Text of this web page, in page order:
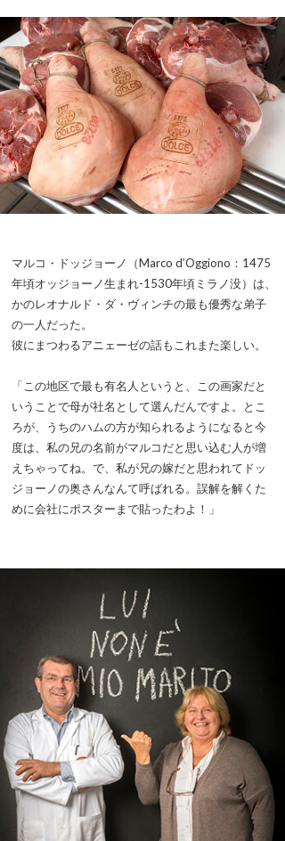
マルコ・ドッジョーノ（Marco d’Oggiono：1475
年頃オッジョーノ生まれ-1530年頃ミラノ没）は、
かのレオナルド・ダ・ヴィンチの最も優秀な弟子
の一人だった。
彼にまつわるアニェーゼの話もこれまた楽しい。
「この地区で最も有名人というと、この画家だと
いうことで母が社名として選んだんですよ。とこ
ろが、うちのハムの方が知られるようになると今
度は、私の兄の名前がマルコだと思い込む人が増
えちゃってね。で、私が兄の嫁だと思われてドッ
ジョーノの奥さんなんて呼ばれる。誤解を解くた
めに会社にポスターまで貼ったわよ！」